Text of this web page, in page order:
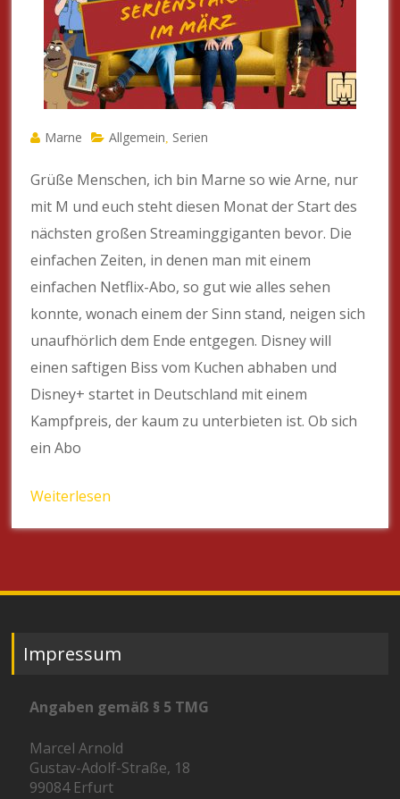
Marne Allgemein Serien
Grüße Menschen, ich bin Marne so wie Arne, nur
mit M und euch steht diesen Monat der Start des
nächsten großen Streaminggiganten bevor. Die
einfachen Zeiten, in denen man mit einem
einfachen Netflix-Abo, so gut wie alles sehen
konnte, wonach einem der Sinn stand, neigen sich
unaufhörlich dem Ende entgegen. Disney will
einen saftigen Biss vom Kuchen abhaben und
Disney+ startet in Deutschland mit einem
Kampfpreis, der kaum zu unterbieten ist. Ob sich
ein Abo
Weiterlesen
Impressum
Angaben gemäß § 5 TMG
Marcel Arnold
Gustav-Adolf-Straße, 18
99084 Erfurt